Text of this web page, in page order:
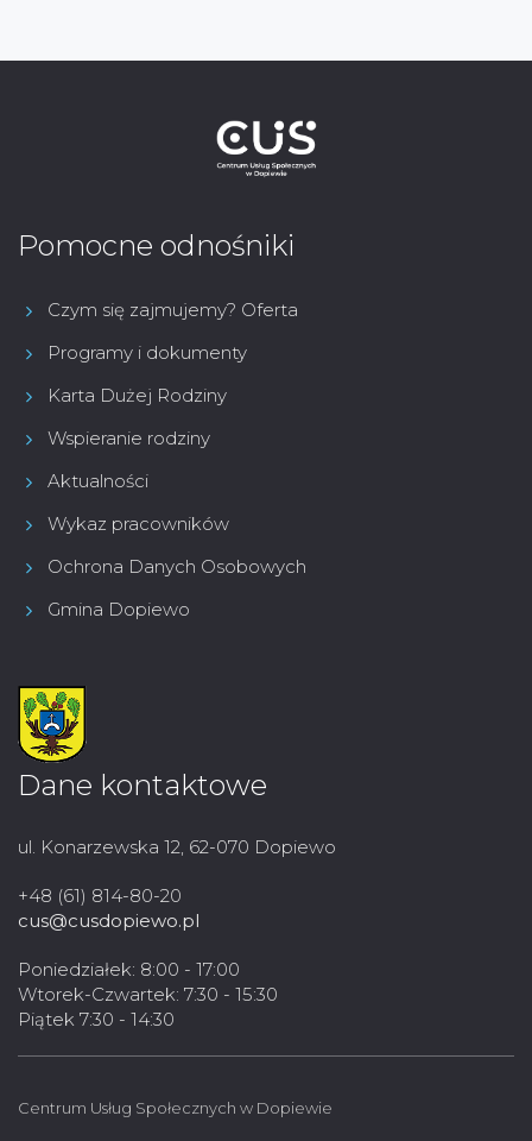
Pomocne odnośniki
Czym się zajmujemy? Oferta
Programy i dokumenty
Karta Dużej Rodziny
Wspieranie rodziny
Aktualności
Wykaz pracowników
Ochrona Danych Osobowych
Gmina Dopiewo
Dane kontaktowe
ul. Konarzewska 12, 62-070 Dopiewo
+48 (61) 814-80-20
cus@cusdopiewo.pl
Poniedziałek: 8:00 - 17:00
Wtorek-Czwartek: 7:30 - 15:30
Piątek 7:30 - 14:30
Centrum Usług Społecznych w Dopiewie